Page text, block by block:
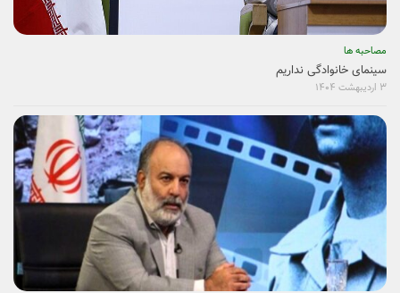
مصاحبه ها
سینمای خانوادگی نداریم
۳ اردیبهشت ۱۴۰۴